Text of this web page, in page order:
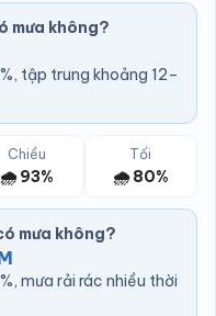
mưa không?
tập trung khoảng 12–
Chiều
🌧️ 93%
Tối
🌧️ 80%
mưa không?
mưa rải rác nhiều thời